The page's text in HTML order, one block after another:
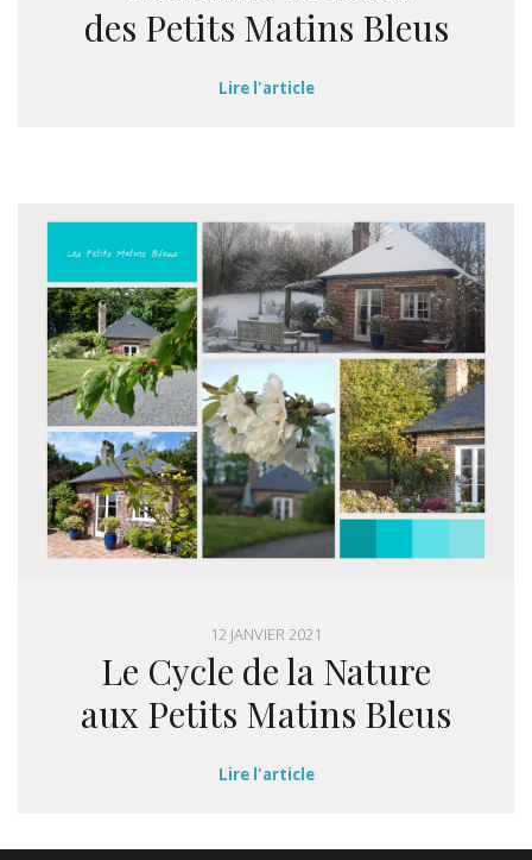
des Petits Matins Bleus
Lire l'article
12 JANVIER 2021
Le Cycle de la Nature
aux Petits Matins Bleus
Lire l'article